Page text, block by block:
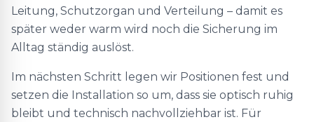
Leitung, Schutzorgan und Verteilung – damit es
später weder warm wird noch die Sicherung im
Alltag ständig auslöst.
Im nächsten Schritt legen wir Positionen fest und
setzen die Installation so um, dass sie optisch ruhig
bleibt und technisch nachvollziehbar ist. Für